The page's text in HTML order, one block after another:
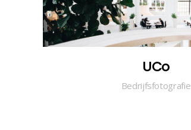
UCo
Bedrijfsfotografie